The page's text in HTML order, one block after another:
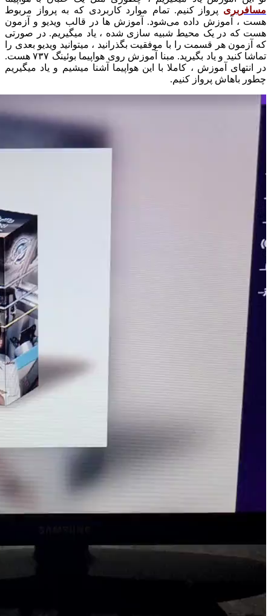
مسافربری پرواز کنیم. تمام موارد کاربردی که به پرواز مربوط
هست ، آموزش داده می‌شود.
آموزش ها در قالب ویدیو و آزمون
هست که در یک محیط شبیه سازی شده ، یاد میگیریم. در صورتی
که آزمون هر قسمت را با موفقیت بگذرانید ، میتوانید ویدیو بعدی را
تماشا کنید و یاد بگیرید.
مبنا آموزش روی هواپیما بوئینگ ۷۳۷ هست.
در انتهای آموزش ، کاملا با این هواپیما آشنا میشیم و یاد میگیریم
چطور باهاش پرواز کنیم.